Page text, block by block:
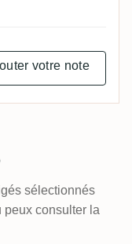
votre note
sélectionnés
peux consulter la